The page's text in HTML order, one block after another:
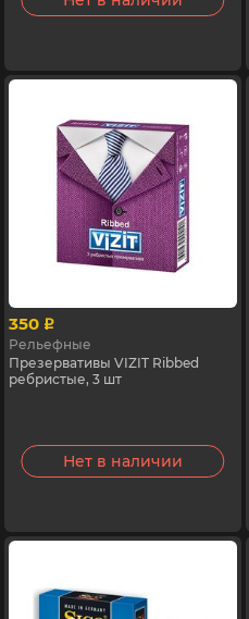
350 p
Рельефные
Презервативы VIZIT Ribbed
ребристые, 3 шт
Нет в наличии